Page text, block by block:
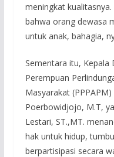
meningkat
bahwa orang dewasa
untuk anak, bahagia,
Sementara itu, Kepala
Perempuan
Masyarakat
Poerbowidjojo, M.T,
Lestari, ST.,MT.
hak untuk hidup,
berpartisipasi secara